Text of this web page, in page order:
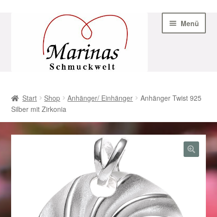
Navigation
Menü
AGB
Beispiel-Seite
Datenschutz
Geschenke zu Ostern 2023
Geschenke zu Ostern 2024
Start Shop Anhänger/ Einhänger
Anhänger Twist 925
Silber mit Zirkonia